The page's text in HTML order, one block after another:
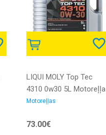
LIQUI MOLY Top Tec
4310 0w30 5L Motoreļļa
Motoreļļas
73.00€